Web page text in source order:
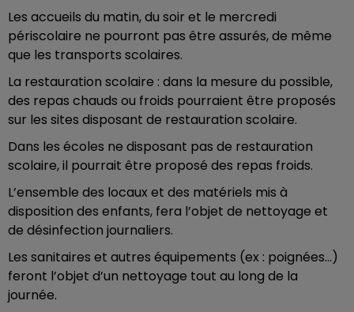
Les accueils du matin, du soir et le mercredi
périscolaire ne pourront pas être assurés, de même
que les transports scolaires.
La restauration scolaire : dans la mesure du possible,
des repas chauds ou froids pourraient être proposés
sur les sites disposant de restauration scolaire.
Dans les écoles ne disposant pas de restauration
scolaire, il pourrait être proposé des repas froids.
L’ensemble des locaux et des matériels mis à
disposition des enfants, fera l’objet de nettoyage et
de désinfection journaliers.
Les sanitaires et autres équipements (ex : poignées…)
feront l’objet d’un nettoyage tout au long de la
journée.